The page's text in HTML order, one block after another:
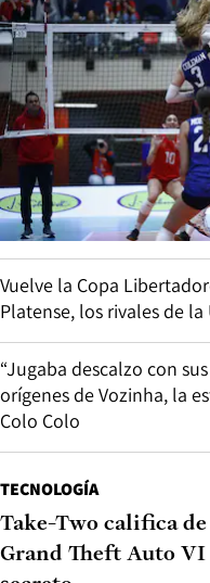
Vuelve la Copa
Platense, los rivales de
“Jugaba descalzo con
orígenes de Vozinha, la
Colo Colo
TECNOLOGÍA
Take-Two califica
Grand Theft Auto